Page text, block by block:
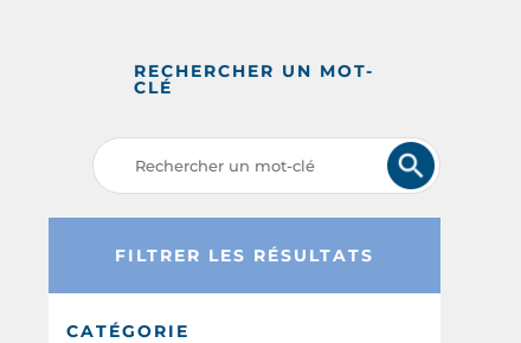
RECHERCHER UN MOT-
CLÉ
FILTRER LES RÉSULTATS
CATÉGORIE